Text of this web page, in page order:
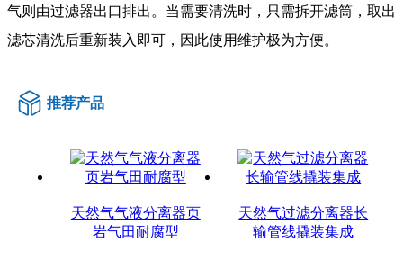
气则由过滤器出口排出。当需要清洗时，只需拆开滤筒，取出
滤芯清洗后重新装入即可，因此使用维护极为方便。
推荐产品
天然气气液分离器页
岩气田耐腐型
天然气过滤分离器长
输管线撬装集成